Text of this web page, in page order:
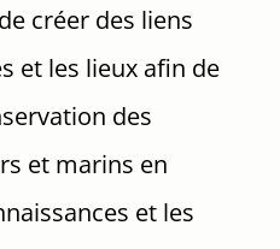
créer des liens
et les lieux afin de
des
et marins en
et les